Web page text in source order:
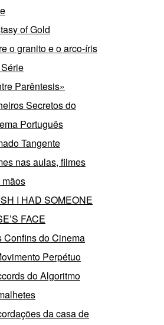
of Gold
o granito e o arco-íris
Parêntesis»
Secretos do
Português
Tangente
nas aulas, filmes
mãos
I HAD SOMEONE
FACE
Confins do Cinema
Perpétuo
do Algoritmo
da casa de